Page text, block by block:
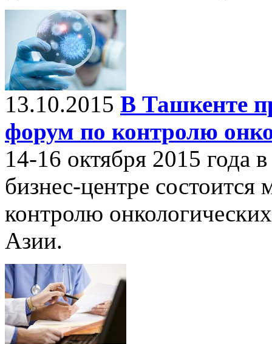
13.10.2015 В Ташкенте
форум по контролю
14-16 октября 2015
бизнес-центре
контролю
Азии.